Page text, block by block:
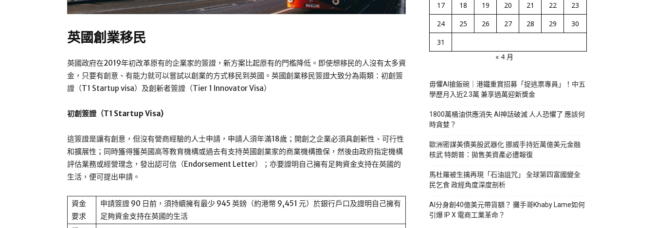
英國創業移民
英國政府在2019年初改革原有的企業家的簽證，新方案比起原有的門檻降低。即使想移民的人沒有太多資
金，只要有創意、有能力就可以嘗試以創業的方式移民到英國。英國創業移民簽證大致分為兩類：初創簽
證（T1 Startup visa）及創新者簽證（Tier 1 Innovator Visa）
初創簽證（T1 Startup Visa)
這簽證是讓有創意，但沒有營商經驗的人士申請，申請人須年滿18歲；開創之企業必須具創新性、可行性
和擴展性；同時獲得獲英國高等教育機構或過去有支持英國創業家的商業機構擔保，然後由政府指定機構
評估業務或經營理念，發出認可信（Endorsement Letter）；亦要證明自己擁有足夠資金支持在英國的
生活，便可提出申請。
資金
要求
申請簽證 90 日前，須持續擁有最少 945 英鎊（約港幣 9,451 元）於銀行戶口及證明自己擁有
足夠資金支持在英國的生活
17
18 19 20 21 22
23
24
25 26 27 28 29
30
31
« 4 月
毋懼AI搶飯碗｜港鐵重賞招募「捉逃票專員」！中五
學歷月入近2.3萬 兼享過萬迎新獎金
1800萬桶油供應消失 AI神話破滅 人人恐懼了 應該何
時貪婪？
歐洲密謀美債美股武器化 挪威手持近萬億美元金融
核武 特朗普：拋售美資產必遭報復
馬杜羅被生擒再現「石油詛咒」 全球第四富國變全
民乞食 政經角度深度剖析
AI分身創40億美元帶貨額？ 攤手哥Khaby Lame如何
引爆 IP X 電商工業革命？